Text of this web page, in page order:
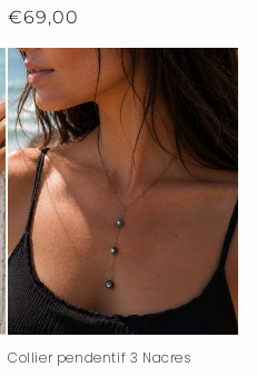
Prix
habituel
€69,00
Collier pendentif 3 Nacres